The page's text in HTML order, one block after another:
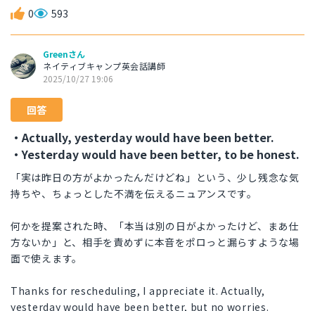
0 593
Greenさん
ネイティブキャンプ英会話講師
2025/10/27 19:06
回答
・Actually, yesterday would have been better.
・Yesterday would have been better, to be honest.
「実は昨日の方がよかったんだけどね」という、少し残念な気
持ちや、ちょっとした不満を伝えるニュアンスです。
何かを提案された時、「本当は別の日がよかったけど、まあ仕
方ないか」と、相手を責めずに本音をポロっと漏らすような場
面で使えます。
Thanks for rescheduling, I appreciate it. Actually,
yesterday would have been better, but no worries.